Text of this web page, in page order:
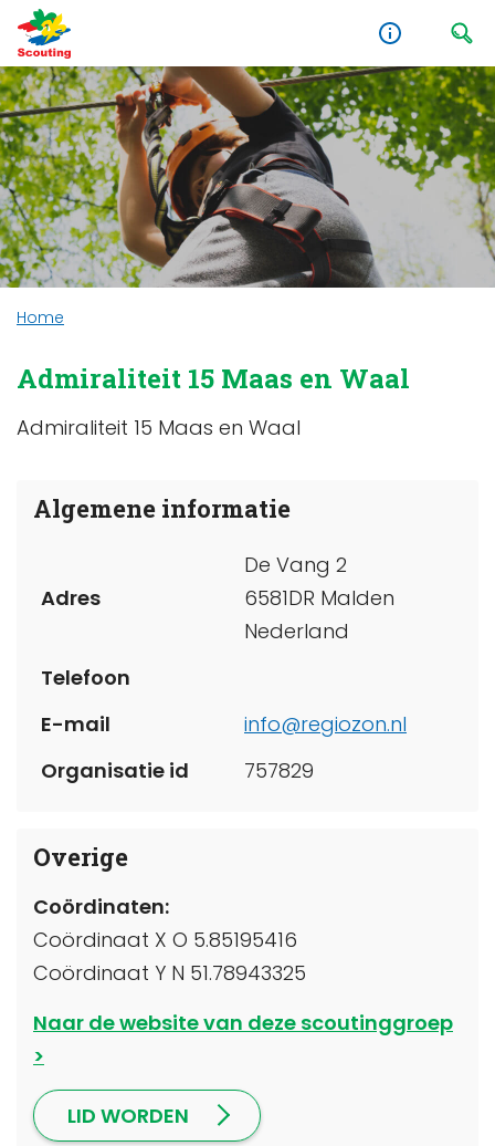
Home
Admiraliteit 15 Maas en Waal
Admiraliteit 15 Maas en Waal
Algemene informatie
Adres
De Vang 2
6581DR Malden
Nederland
Telefoon
E-mail
info@regiozon.nl
Organisatie id
757829
Overige
Coördinaten:
Coördinaat X O 5.85195416
Coördinaat Y N 51.78943325
Naar de website van deze scoutinggroep
LID WORDEN